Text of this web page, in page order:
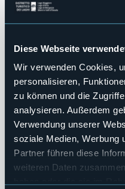
Diese Webseite
Wir verwenden Cookies,
personalisieren,
zu können und die
analysieren. Außerdem
Verwendung unserer
soziale Medien, Werbung
Partner führen diese
weiteren Daten
Enti Controllati
Attività e Procedimenti
Provvedimenti
Bandi di gara e contratti
Controlli sulle imprese
Sovvenzioni,